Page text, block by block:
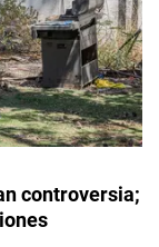
controversia;